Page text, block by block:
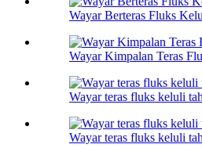
Wayar Berteras Fluks
Wayar Kimpalan Teras
Wayar teras fluks keluli
Wayar teras fluks keluli